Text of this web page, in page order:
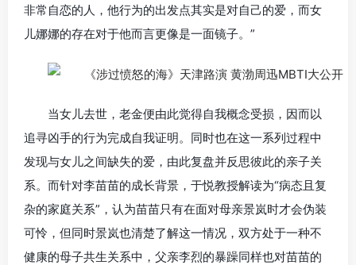
非常自恋的人，他行为的出发点其实是对自己的爱，而女
儿娜娜的存在对于他而言更像是一面镜子。”
当女儿去世，老金便由此觉得自我概念受损，因而以
追寻凶手的行为完成自我证明。同时也在这一系列过程中
发现与女儿之间缺失的爱，由此复盘并反思彼此的亲子关
系。而针对李苗苗的成长背景，于悦教授解读为“病态且复
杂的家庭关系”，认为苗苗只有在面对母亲景岚时才会伪装
可怜，但同时景岚也清楚了解这一情况，双方处于一种不
健康的母子共生关系中，父亲李烈的暴躁同样也对苗苗的